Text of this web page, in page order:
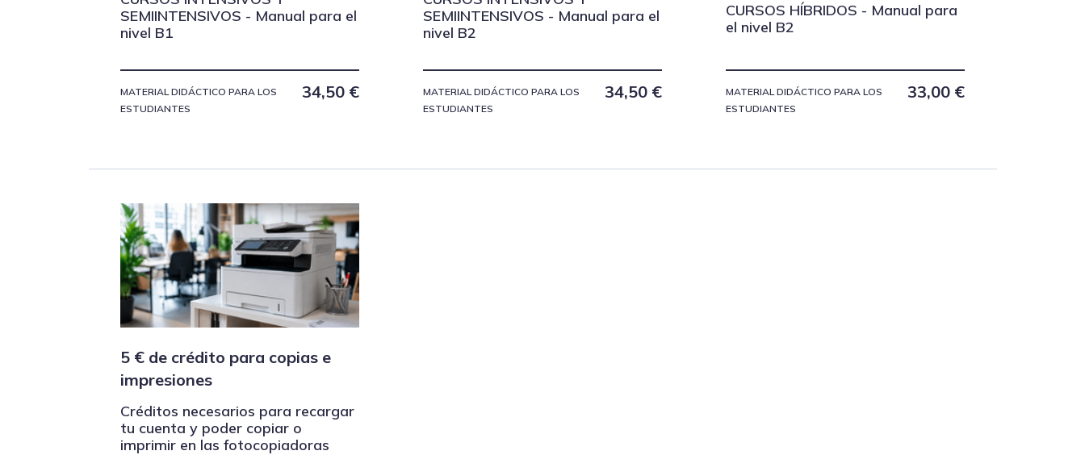
SEMIINTENSIVOS - Manual para el
nivel B1
MATERIAL DIDÁCTICO PARA LOS
ESTUDIANTES
34,50 €
SEMIINTENSIVOS - Manual para el
nivel B2
MATERIAL DIDÁCTICO PARA LOS
ESTUDIANTES
34,50 €
CURSOS HÍBRIDOS - Manual para
el nivel B2
MATERIAL DIDÁCTICO PARA LOS
ESTUDIANTES
33,00 €
5 € de crédito para copias e
impresiones
Créditos necesarios para recargar
tu cuenta y poder copiar o
imprimir en las fotocopiadoras